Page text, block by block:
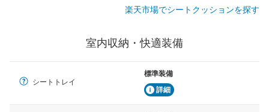
楽天市場でシートクッションを探す
室内収納・快適装備
シートトレイ
標準装備
詳細